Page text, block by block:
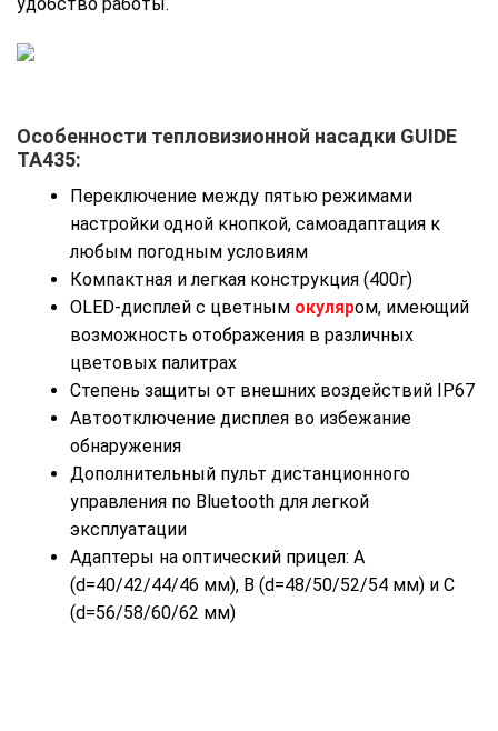
Особенности тепловизионной насадки GUIDE
TA435:
Переключение между пятью режимами
настройки одной кнопкой, самоадаптация к
любым погодным условиям
Компактная и легкая конструкция (400г)
OLED-дисплей с цветным окуляром, имеющий
возможность отображения в различных
цветовых палитрах
Степень защиты от внешних воздействий IP67
Автоотключение дисплея во избежание
обнаружения
Дополнительный пульт дистанционного
управления по Bluetooth для легкой
эксплуатации
Адаптеры на оптический прицел: А
(d=40/42/44/46 мм), B (d=48/50/52/54 мм) и C
(d=56/58/60/62 мм)